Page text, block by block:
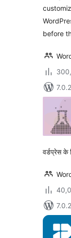
before
वर्डप्रेस के